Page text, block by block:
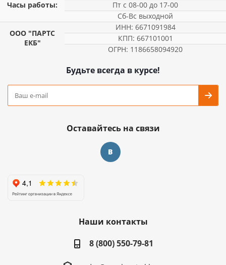
Часы работы:
Пт с 08-00 до 17-00
Сб-Вс выходной
ООО "ПАРТС
ЕКБ"
ИНН: 6671091984
КПП: 667101001
ОГРН: 1186658094920
Будьте всегда в курсе!
Оставайтесь на связи
Наши контакты
8 (800) 550-79-81